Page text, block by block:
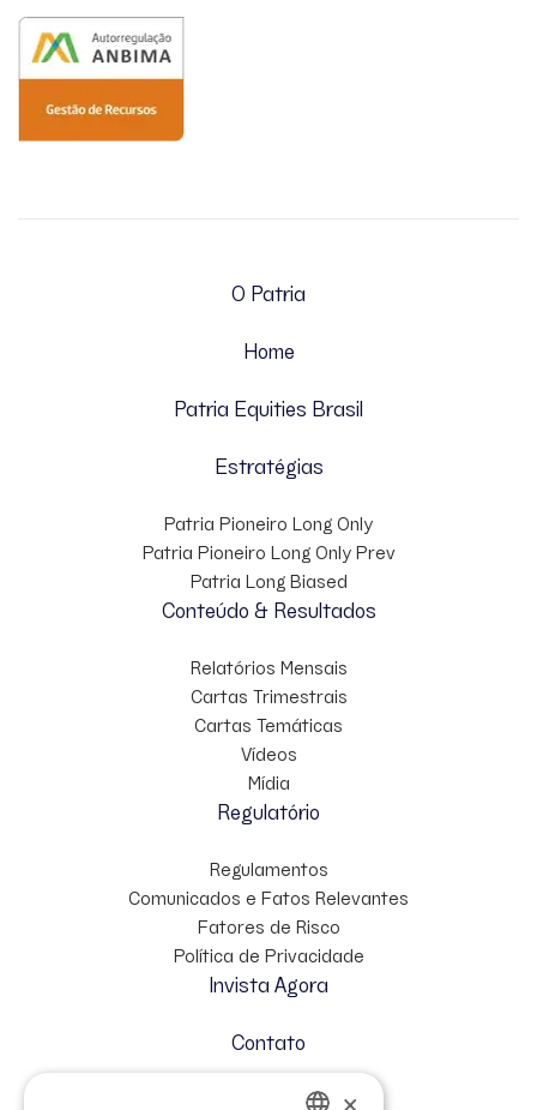
O Patria
Home
Patria Equities Brasil
Estratégias
Patria Pioneiro Long Only
Patria Pioneiro Long Only Prev
Patria Long Biased
Conteúdo & Resultados
Relatórios Mensais
Cartas Trimestrais
Cartas Temáticas
Vídeos
Mídia
Regulatório
Regulamentos
Comunicados e Fatos Relevantes
Fatores de Risco
Política de Privacidade
Invista Agora
Contato
Cadastre-se no Mailing